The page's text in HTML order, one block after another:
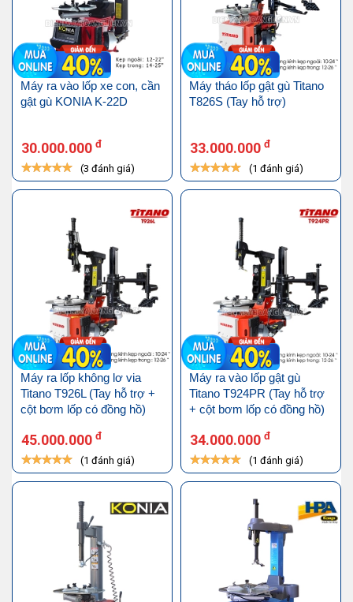
Máy ra vào lốp xe con, cần
gật gù KONIA K-22D
30.000.000 đ
(3 đánh giá)
Máy tháo lốp gật gù Titano
T826S (Tay hỗ trợ)
33.000.000 đ
(1 đánh giá)
Máy ra lốp không lơ via
Titano T926L (Tay hỗ trợ +
cột bơm lốp có đồng hồ)
45.000.000 đ
(1 đánh giá)
Máy ra vào lốp gật gù
Titano T924PR (Tay hỗ trợ
+ cột bơm lốp có đồng hồ)
34.000.000 đ
(1 đánh giá)